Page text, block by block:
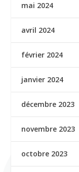
mai 2024
avril 2024
février 2024
janvier 2024
décembre 2023
novembre 2023
octobre 2023